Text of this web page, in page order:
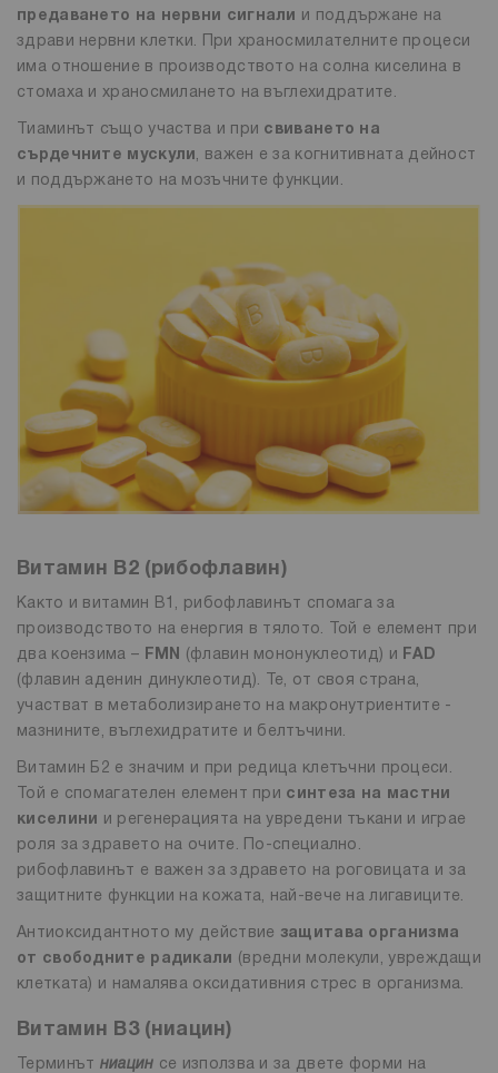
предаването на нервни сигнали
и поддържане на
здрави нервни клетки. При храносмилателните процеси
има отношение в производството на солна киселина в
стомаха и храносмилането на въглехидратите.
Тиаминът също участва и при свиването на
сърдечните мускули , важен е за когнитивната дейност
и поддържането на мозъчните функции.
Витамин B2 (рибофлавин)
Както и витамин B1, рибофлавинът спомага за
производството на енергия в тялото. Той е елемент при
два коензима –
FMN (флавин мононуклеотид) и
FAD
(флавин аденин динуклеотид). Те, от своя страна,
участват в метаболизирането на макронутриентите -
мазнините, въглехидратите и белтъчини.
Витамин Б2 е значим и при редица клетъчни процеси.
Той е спомагателен елемент при синтеза на мастни
киселини
и регенерацията на увредени тъкани и играе
роля за здравето на очите. По-специално.
рибофлавинът е важен за здравето на роговицата и за
защитните функции на кожата, най-вече на лигавиците.
Антиоксидантното му действие защитава организма
от свободните радикали
(вредни молекули, увреждащи
клетката) и намалява оксидативния стрес в организма.
Витамин B3 (ниацин)
Терминът ниацин се използва и за двете форми на